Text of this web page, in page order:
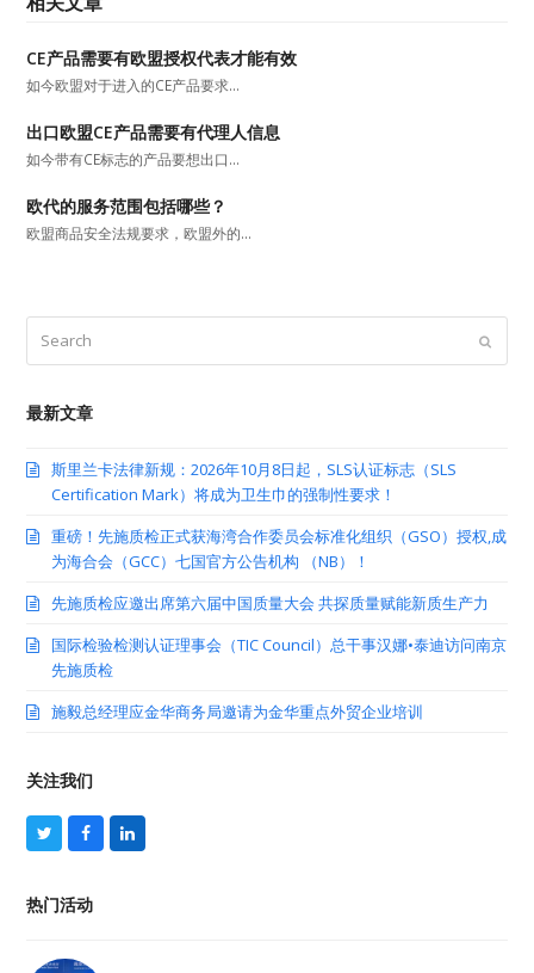
CE产品需要有欧盟授权代表才能有效
如今欧盟对于进入的CE产品要求…
出口欧盟CE产品需要有代理人信息
如今带有CE标志的产品要想出口…
欧代的服务范围包括哪些？
欧盟商品安全法规要求，欧盟外的…
最新文章
斯里兰卡法律新规：2026年10月8日起，SLS认证标志（SLS
Certification Mark）将成为卫生巾的强制性要求！
重磅！先施质检正式获海湾合作委员会标准化组织（GSO）授权,成
为海合会（GCC）七国官方公告机构 （NB）！
先施质检应邀出席第六届中国质量大会 共探质量赋能新质生产力
国际检验检测认证理事会（TIC Council）总干事汉娜•泰迪访问南京
先施质检
施毅总经理应金华商务局邀请为金华重点外贸企业培训
关注我们
T
w
t
t
F
a
b
L
i
热门活动